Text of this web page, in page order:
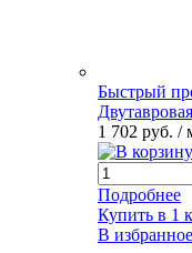
Быстрый
1 702 руб. /
Подробнее
Купить в 1
В избранное